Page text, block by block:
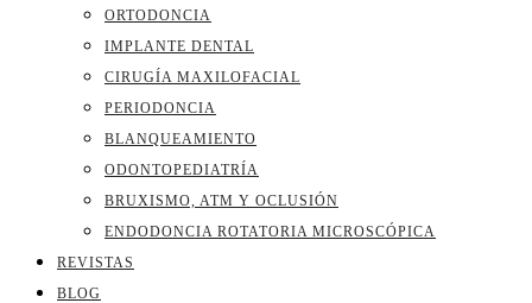
ORTODONCIA
IMPLANTE DENTAL
CIRUGÍA MAXILOFACIAL
PERIODONCIA
BLANQUEAMIENTO
ODONTOPEDIATRÍA
BRUXISMO, ATM Y OCLUSIÓN
ENDODONCIA ROTATORIA MICROSCÓPICA
REVISTAS
BLOG